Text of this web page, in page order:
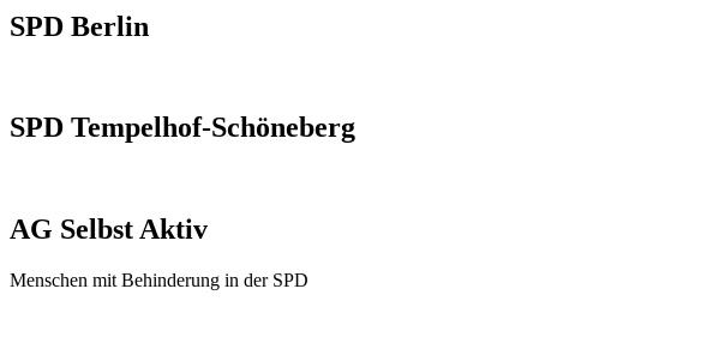
SPD Berlin
SPD Tempelhof-Schöneberg
AG Selbst Aktiv
Menschen mit Behinderung in der SPD